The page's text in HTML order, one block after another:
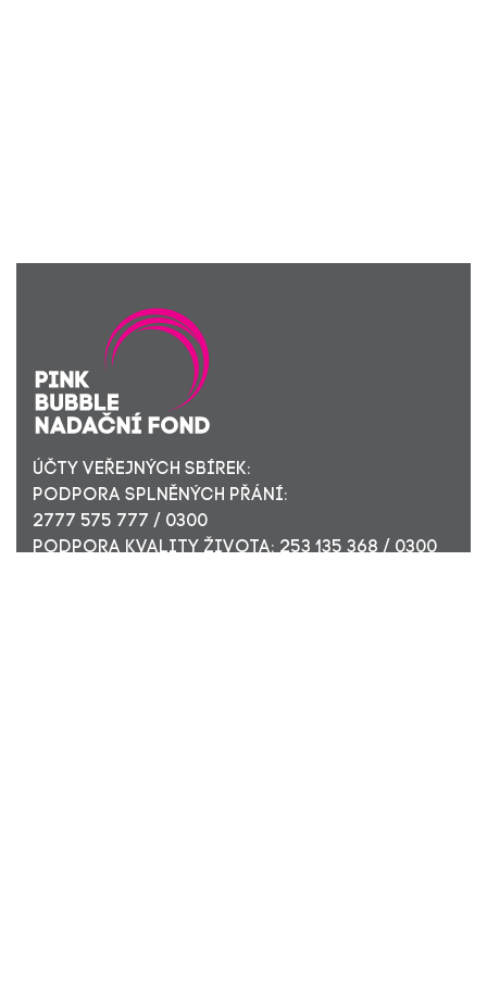
ÚČTY VEŘEJNÝCH SBÍREK:
PODPORA SPLNĚNÝCH PŘÁNÍ:
2777 575 777 / 0300
PODPORA KVALITY ŽIVOTA: 253 135 368 / 0300